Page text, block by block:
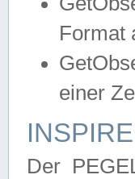
Format
einer
Der